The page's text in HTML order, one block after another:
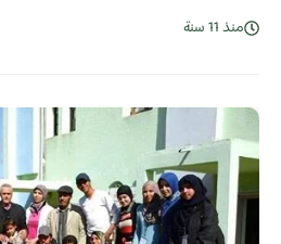
منذ 11 سنة